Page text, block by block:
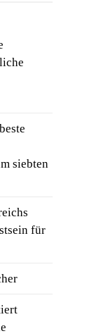
siebten
für